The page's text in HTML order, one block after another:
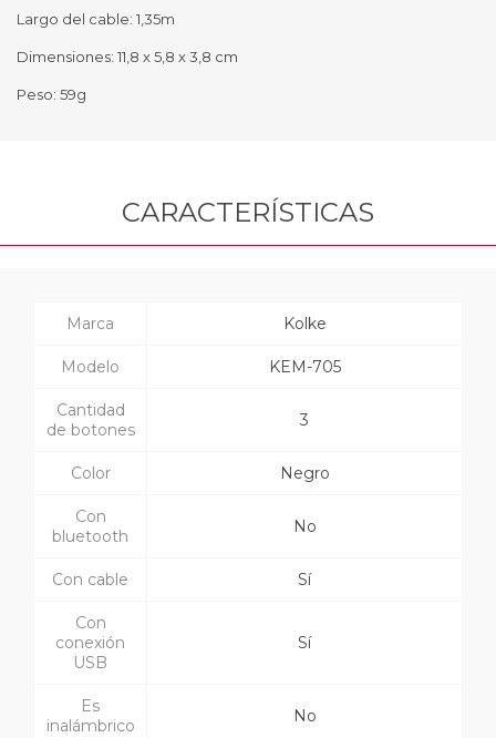
Largo del cable: 1,35m
Dimensiones: 11,8 x 5,8 x 3,8 cm
Peso: 59g
CARACTERÍSTICAS
Marca Kolke
Modelo KEM-705
Cantidad
de botones
3
Color Negro
Con
bluetooth
No
Con cable Sí
Con
conexión
USB
Sí
Es
inalámbrico
No